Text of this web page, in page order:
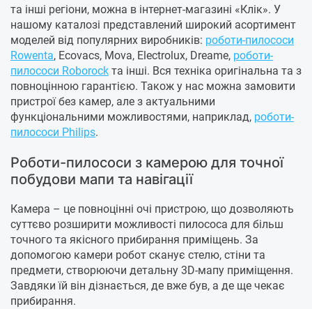
та інші регіони, можна в інтернет-магазині «Клік». У
нашому каталозі представлений широкий асортимент
моделей від популярних виробників: роботи-пилососи
Rowenta, Ecovacs, Mova, Electrolux, Dreame, роботи-
пилососи Roborock та інші. Вся техніка оригінальна та з
повноцінною гарантією. Також у нас можна замовити
пристрої без камер, але з актуальними
функціональними можливостями, наприклад, роботи-
пилососи Philips.
Роботи-пилососи з камерою для точної
побудови мапи та навігації
Камера – це повноцінні очі пристрою, що дозволяють
суттєво розширити можливості пилососа для більш
точного та якісного прибирання приміщень. За
допомогою камери робот сканує стелю, стіни та
предмети, створюючи детальну 3D-мапу приміщення.
Завдяки їй він дізнається, де вже був, а де ще чекає
прибирання.